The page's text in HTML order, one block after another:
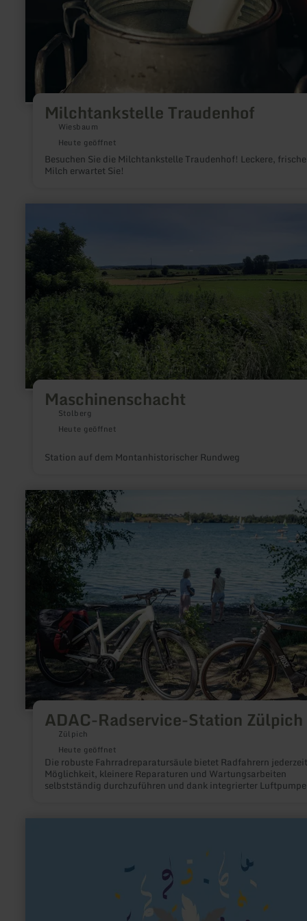
Milchtankstelle Traudenhof
Wiesbaum
Heute geöffnet
Besuchen Sie die Milchtankstelle Traudenhof! Leckere, frische
Milch erwartet Sie!
Maschinenschacht
Stolberg
Heute geöffnet
Station auf dem Montanhistorischer Rundweg
zu:
Maschinenschacht
ADAC-Radservice-Station Zülpich
Zülpich
Heute geöffnet
Die robuste Fahrradreparatursäule bietet Radfahrern
Möglichkeit, kleinere Reparaturen und Wartungsarbeiten
selbstständig durchzuführen und dank integrierter
mehr
erfahren
zu:
ADAC-
Radservice-
Station
Zülpich